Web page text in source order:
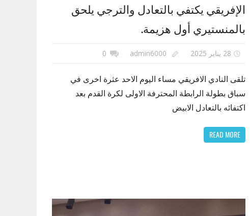
الإفريقي يكتفي بالتعادل والترجي يلحق
بالمنستيري أول هزيمة.
28 يناير 2025 admin6000
0
تلقى النادي الافريقي مساء اليوم الاحد عثرة اخرى في
سباق بطولة الرابطة المحترفة الاولى لكرة القدم بعد
اكتفائه بالتعادل الابيض
READ MORE